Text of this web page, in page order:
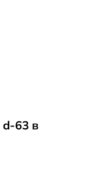
d-63 в